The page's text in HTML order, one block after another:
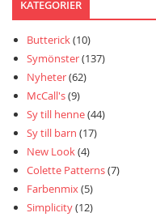
KATEGORIER
Butterick(10)
Symönster(137)
Nyheter(62)
McCall's(9)
Sy till henne(44)
Sy till barn (17)
New Look(4)
Colette Patterns(7)
Farbenmix(5)
Simplicity(12)